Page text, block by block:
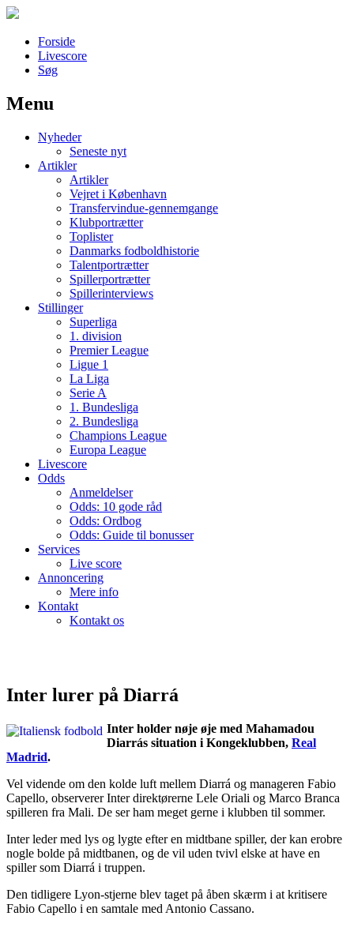
Forside
Livescore
Søg
Наши партнеры
лучшие займы
Menu
Nyheder
Seneste nyt
Artikler
Artikler
Vejret i København
Transfervindue-gennemgange
Klubportrætter
Toplister
Danmarks fodboldhistorie
Talentportrætter
Spillerportrætter
Spillerinterviews
Stillinger
Superliga
1. division
Premier League
Ligue 1
La Liga
Serie A
1. Bundesliga
2. Bundesliga
Champions League
Europa League
Livescore
Odds
Anmeldelser
Odds: 10 gode råd
Odds: Ordbog
Odds: Guide til bonusser
Services
Live score
Annoncering
Mere info
Kontakt
Kontakt os
Inter lurer på Diarrá
Inter holder nøje øje med Mahamadou
Diarrás situation i Kongeklubben, Real
Madrid.
Vel vidende om den kolde luft mellem Diarrá og manageren Fabio
Capello, observerer Inter direktørerne Lele Oriali og Marco Branca
spilleren fra Mali. De ser ham meget gerne i klubben til sommer.
Inter leder med lys og lygte efter en midtbane spiller, der kan erobre
nogle bolde på midtbanen, og de vil uden tvivl elske at have en
spiller som Diarrá i truppen.
Den tidligere Lyon-stjerne blev taget på åben skærm i at kritisere
Fabio Capello i en samtale med Antonio Cassano.